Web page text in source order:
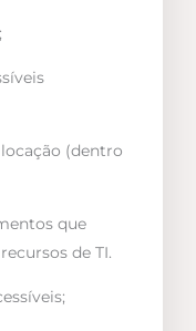
(dentro
que
de TI.